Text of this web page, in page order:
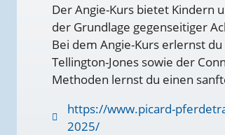
Der Angie-Kurs bietet Kindern
der Grundlage gegenseitiger
Bei dem Angie-Kurs erlernst
Tellington-Jones sowie der
Methoden lernst du einen
https://www.picard-
2025/